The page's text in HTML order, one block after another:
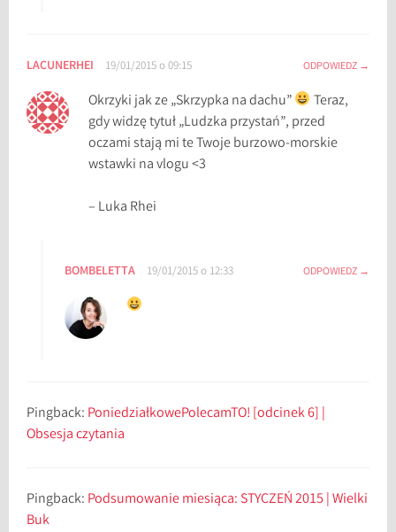
LACUNERHEI 19/01/2015 o 09:15 ODPOWIEDZ
Okrzyki jak ze „Skrzypka na dachu”
Teraz,
gdy widzę tytuł „Ludzka przystań”, przed
oczami stają mi te Twoje burzowo-morskie
wstawki na vlogu <3
– Luka Rhei
BOMBELETTA 19/01/2015 o 12:33 ODPOWIEDZ
Pingback: PoniedziałkowePolecamTO! [odcinek 6] |
Obsesja czytania
Pingback: Podsumowanie miesiąca: STYCZEŃ 2015 | Wielki
Buk